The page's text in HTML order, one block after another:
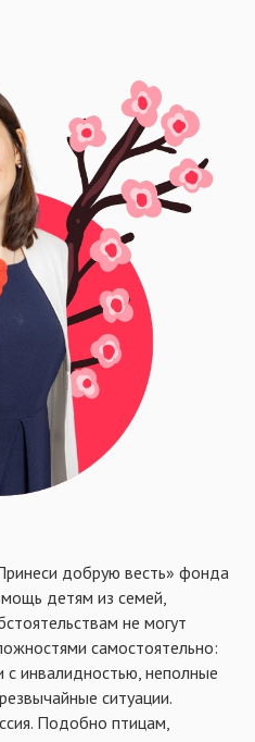
добрую весть» фонда
детям из семей,
не могут
самостоятельно:
инвалидностью, неполные
ситуации.
Подобно птицам,